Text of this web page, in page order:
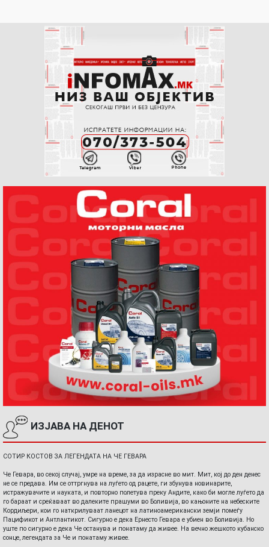
ИЗЈАВА НА ДЕНОТ
СОТИР КОСТОВ ЗА ЛЕГЕНДАТА НА ЧЕ ГЕВАРА
Че Гевара, во секој случај, умре на време, за да израсне во мит. Мит, кој до ден денес
не се предава. Им се оттргнува на луѓето од рацете, ги збунува новинарите,
истражувачите и науката, и повторно полетува преку Андите, како би могле луѓето да
го бараат и среќаваат во далеките прашуми во Боливија, во кањоните на небеските
Кордиљери, кои го наткрилуваат ланецот на латиноамерикански земји помеѓу
Пацификот и Антлантикот. Сигурно е дека Ернесто Гевара е убиен во Боливија. Но
уште по сигурно е дека Че останува и понатаму да живее. На вечно жешкото кубанско
сонце, легендата за Че и понатаму живее.